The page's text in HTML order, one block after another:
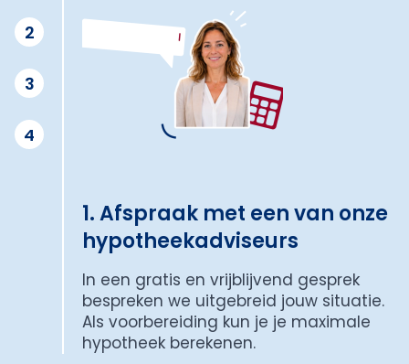
2
3
4
1. Afspraak met een van onze
hypotheekadviseurs
In een gratis en vrijblijvend gesprek
bespreken we uitgebreid jouw situatie.
Als voorbereiding kun je je maximale
hypotheek berekenen.